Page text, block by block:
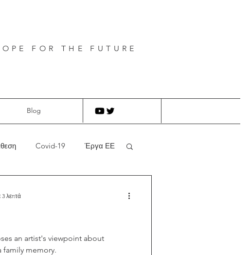
FOR THE FUTURE
Blog
Covid-19 Έργα ΕΕ
an artist's viewpoint about
family memory.
3 λεπτά